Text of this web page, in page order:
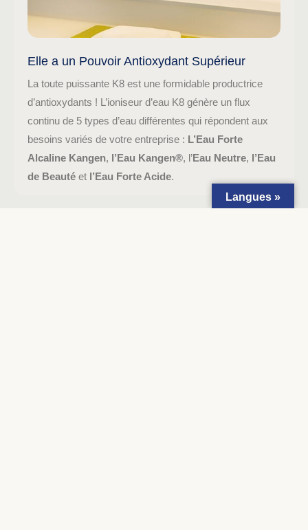
Elle a un Pouvoir Antioxydant Supérieur
La toute puissante K8 est une formidable productrice
d’antioxydants ! L’ioniseur d’eau K8 génère un flux
continu de 5 types d’eau différentes qui répondent aux
besoins variés de votre entreprise : L’Eau Forte
Alcaline Kangen, l’Eau Kangen®, l’Eau Neutre, l’Eau
de Beauté et l’Eau Forte Acide.
Langues »